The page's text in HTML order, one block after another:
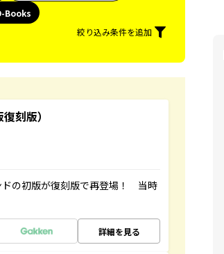
Books
絞り込み条件を追加
刻版）
ドの初版が復刻版で再登場！ 当時
詳細を見る